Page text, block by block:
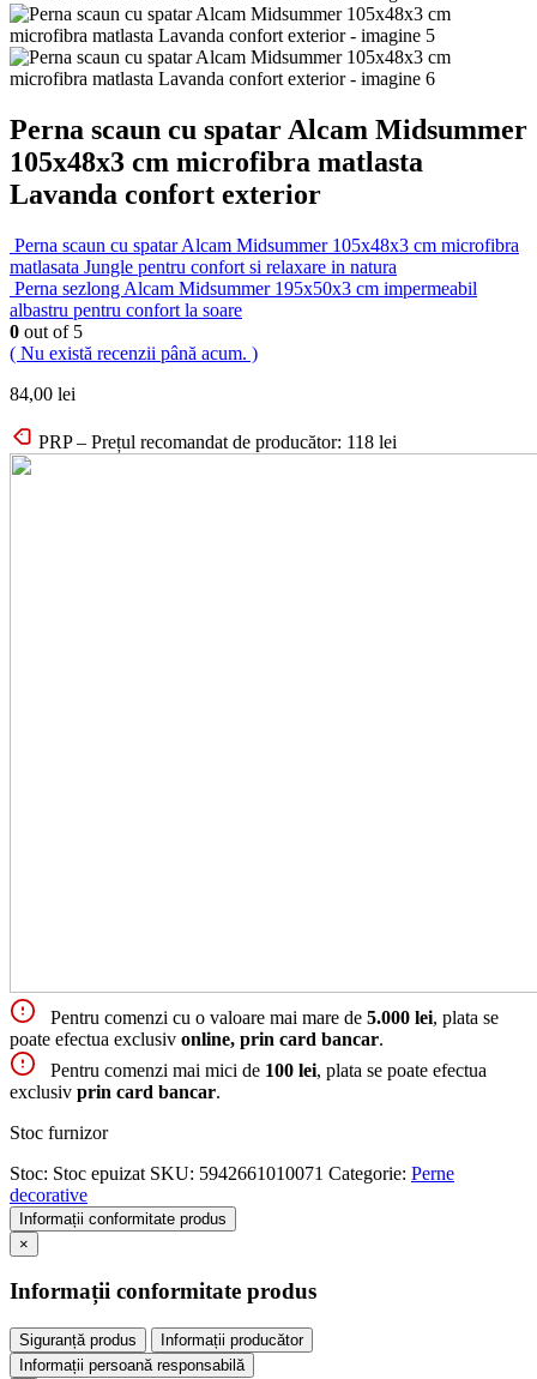
Perna scaun cu spatar Alcam Midsummer
105x48x3 cm microfibra matlasta
Lavanda confort exterior
Perna scaun cu spatar Alcam Midsummer 105x48x3 cm microfibra
matlasata Jungle pentru confort si relaxare in natura
Perna sezlong Alcam Midsummer 195x50x3 cm impermeabil
albastru pentru confort la soare
0 out of 5
( Nu există recenzii până acum. )
84,00 lei
PRP – Prețul recomandat de producător: 118 lei
Pentru comenzi cu o valoare mai mare de 5.000 lei, plata se
poate efectua exclusiv online, prin card bancar.
Pentru comenzi mai mici de 100 lei, plata se poate efectua
exclusiv prin card bancar.
Stoc furnizor
Stoc: Stoc epuizat SKU: 5942661010071 Categorie: Perne
decorative
Informații conformitate produs
×
Informații conformitate produs
Siguranță produs
Informații producător
Informații persoană responsabilă